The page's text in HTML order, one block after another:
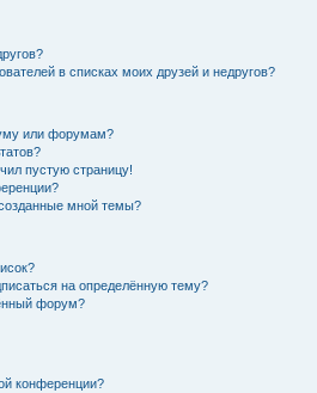
в списках моих друзей и недругов?
или форумам?
пустую страницу!
мной темы?
на определённую тему?
форум?
конференции?